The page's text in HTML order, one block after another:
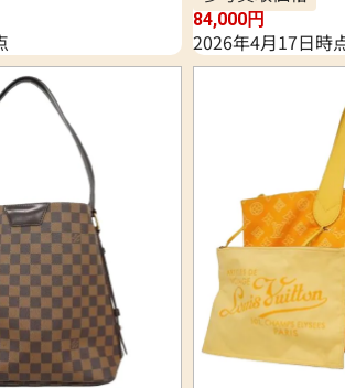
84,000円
2026年4月17日時